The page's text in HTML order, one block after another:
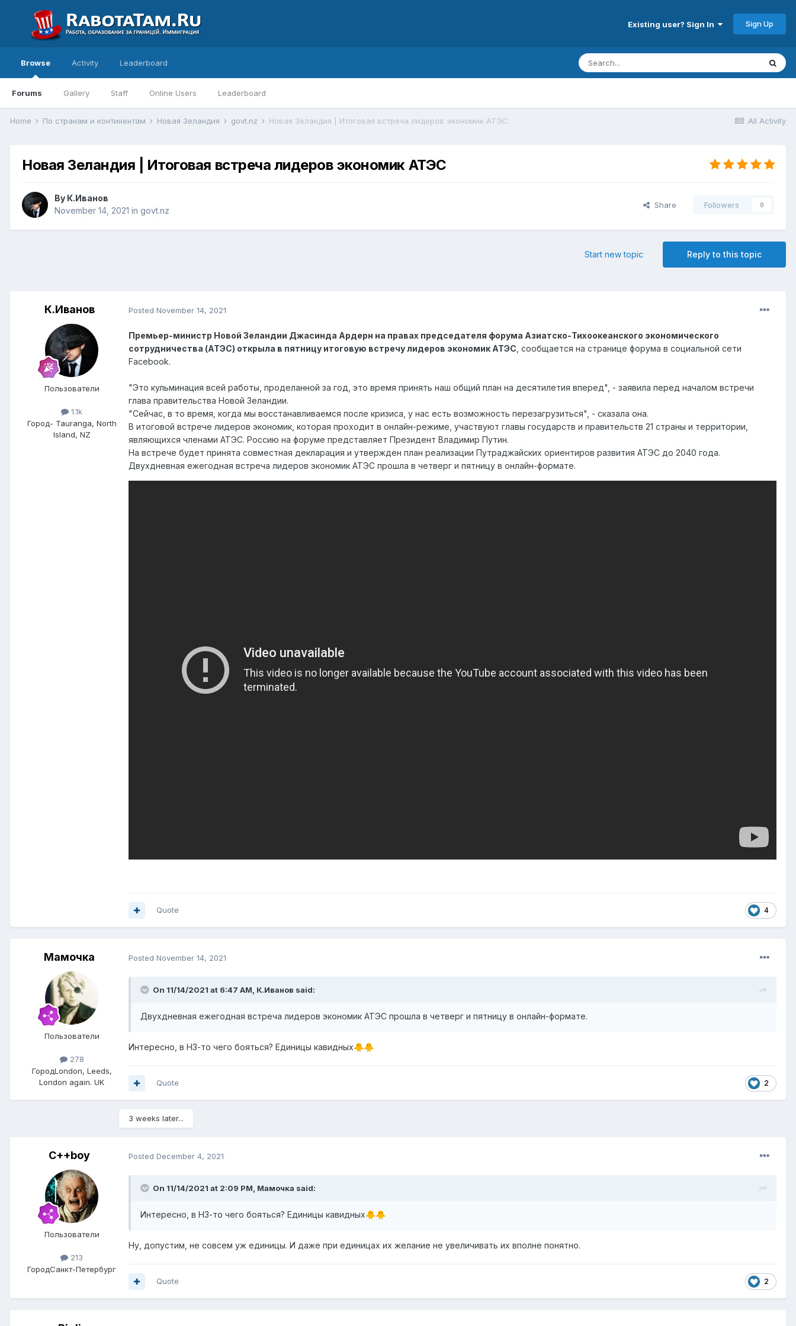
Existing user? Sign In Sign Up
Browse
Forums Gallery Staff Online Users Leaderboard
Activity Leaderboard
All Activity
Home По странам и континентам Новая Зеландия govt.nz Новая Зеландия | Итоговая встреча лидеров экономик АТЭС
Новая Зеландия | Итоговая встреча лидеров экономик АТЭС
By К.Иванов
November 14, 2021 in govt.nz
Share Followers 0
Reply to this topic
Start new topic
К.Иванов
Пользователи
1.1k
Город- Tauranga, North
Island, NZ
Posted November 14, 2021
Премьер-министр Новой Зеландии Джасинда Ардерн на правах председателя форума Азиатско-Тихоокеанского экономического
сотрудничества (АТЭС) открыла в пятницу итоговую встречу лидеров экономик АТЭС , сообщается на странице форума в социальной сети
Facebook.
"Это кульминация всей работы, проделанной за год, это время принять наш общий план на десятилетия вперед", - заявила перед началом встречи
глава правительства Новой Зеландии.
"Сейчас, в то время, когда мы восстанавливаемся после кризиса, у нас есть возможность перезагрузиться", - сказала она.
В итоговой встрече лидеров экономик, которая проходит в онлайн-режиме, участвуют главы государств и правительств 21 страны и территории,
являющихся членами АТЭС. Россию на форуме представляет Президент Владимир Путин.
На встрече будет принята совместная декларация и утвержден план реализации Путраджайских ориентиров развития АТЭС до 2040 года.
Двухдневная ежегодная встреча лидеров экономик АТЭС прошла в четверг и пятницу в онлайн-формате.
4
Quote
Мамочка
Пользователи
278
ГородLondon, Leeds,
London again. UK
Posted November 14, 2021
On 11/14/2021 at 6:47 AM, К.Иванов said:
Двухдневная ежегодная встреча лидеров экономик АТЭС прошла в четверг и пятницу в онлайн-формате.
Интересно, в НЗ-то чего бояться? Единицы кавидных🐥🐥
2
Quote
3 weeks later...
C++boy
Пользователи
213
ГородСанкт-Петербург
Posted December 4, 2021
On 11/14/2021 at 2:09 PM, Мамочка said:
Интересно, в НЗ-то чего бояться? Единицы кавидных🐥🐥
Ну, допустим, не совсем уж единицы. И даже при единицах их желание не увеличивать их вполне понятно.
2
Quote